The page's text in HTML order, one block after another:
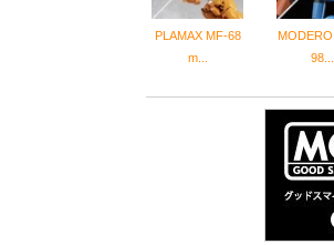
PLAMAX MF-68
m...
98...